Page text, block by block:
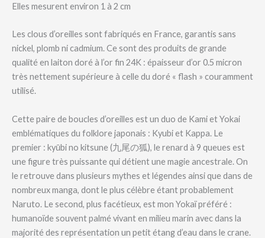
Elles mesurent environ 1 à 2 cm
Les clous d’oreilles sont fabriqués en France, garantis sans
nickel, plomb ni cadmium. Ce sont des produits de grande
qualité en laiton doré à l’or fin 24K : épaisseur d’or 0.5 micron
très nettement supérieure à celle du doré « flash » couramment
utilisé.
Cette paire de boucles d’oreilles est un duo de Kami et Yokai
emblématiques du folklore japonais : Kyubi et Kappa. Le
premier : kyūbi no kitsune (九尾の狐), le renard à 9 queues est
une figure très puissante qui détient une magie ancestrale. On
le retrouve dans plusieurs mythes et légendes ainsi que dans de
nombreux manga, dont le plus célèbre étant probablement
Naruto. Le second, plus facétieux, est mon Yokaï préféré :
humanoïde souvent palmé vivant en milieu marin avec dans la
majorité des représentation un petit étang d’eau dans le crane.